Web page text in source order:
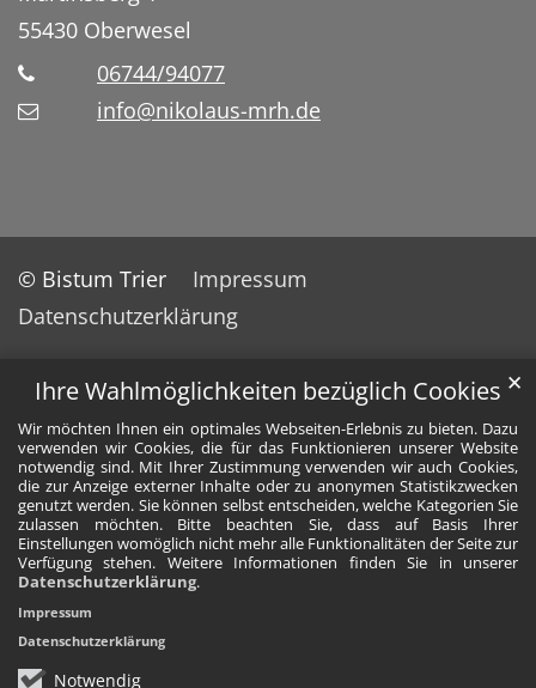
Ihre Wahlmöglichkeiten bezüglich Cookies
Wir möchten Ihnen ein optimales Webseiten-Erlebnis zu bieten. Dazu
verwenden wir Cookies, die für das Funktionieren unserer Website
notwendig sind. Mit Ihrer Zustimmung verwenden wir auch Cookies,
die zur Anzeige externer Inhalte oder zu anonymen Statistikzwecken
genutzt werden. Sie können selbst entscheiden, welche Kategorien Sie
zulassen möchten. Bitte beachten Sie, dass auf Basis Ihrer
Einstellungen womöglich nicht mehr alle Funktionalitäten der Seite zur
Verfügung stehen. Weitere Informationen finden Sie in unserer
Datenschutzerklärung.
Notwendig
✕
Impressum
Datenschutzerklärung
55430 Oberwesel
06744/94077
info@nikolaus-mrh.de
© Bistum Trier
Impressum
Datenschutzerklärung